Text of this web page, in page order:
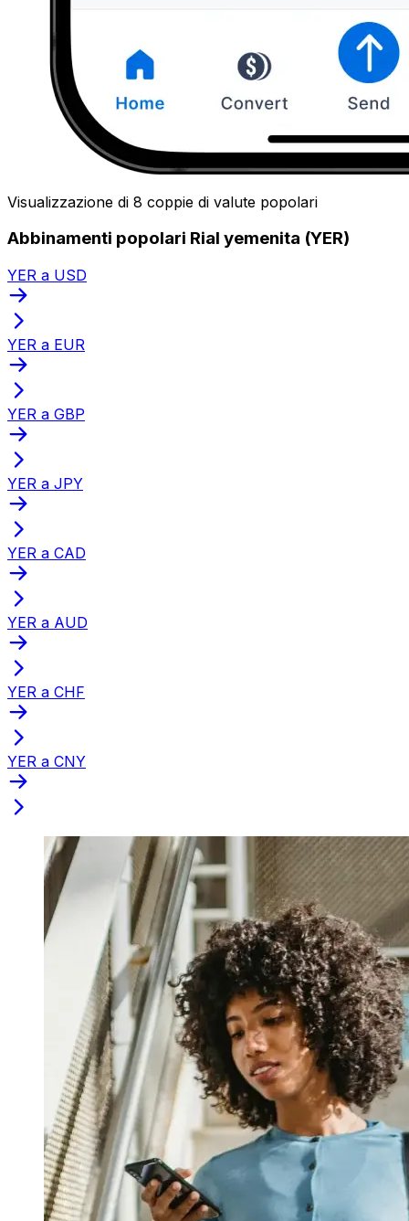
Visualizzazione di 8 coppie di valute popolari
Abbinamenti popolari Rial yemenita (YER)
YER a USD
YER a EUR
YER a GBP
YER a JPY
YER a CAD
YER a AUD
YER a CHF
YER a CNY